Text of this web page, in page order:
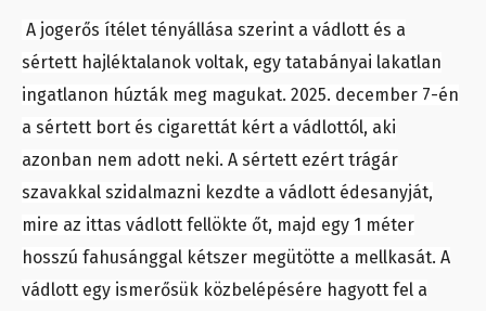
A jogerős ítélet tényállása szerint a vádlott és a
sértett hajléktalanok voltak, egy tatabányai lakatlan
ingatlanon húzták meg magukat. 2025. december 7-én
a sértett bort és cigarettát kért a vádlottól, aki
azonban nem adott neki. A sértett ezért trágár
szavakkal szidalmazni kezdte a vádlott édesanyját,
mire az ittas vádlott fellökte őt, majd egy 1 méter
hosszú fahusánggal kétszer megütötte a mellkasát. A
vádlott egy ismerősük közbelépésére hagyott fel a